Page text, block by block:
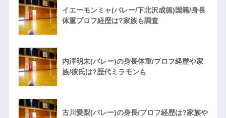
イエーモンミャ(バレー/下北沢成徳)国籍/身長
体重プロフ経歴は?家族も調査
内澤明未(バレー)の身長体重/プロフ経歴や家
族/彼氏は?歴代ミラモンも
古川愛梨(バレー)の身長/プロフ経歴は?家族や